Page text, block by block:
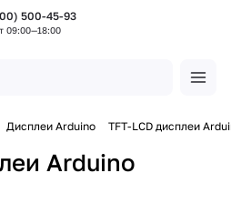
500-45-93
09:00—18:00
Дисплеи Arduino TFT-LCD дисплеи
Arduino